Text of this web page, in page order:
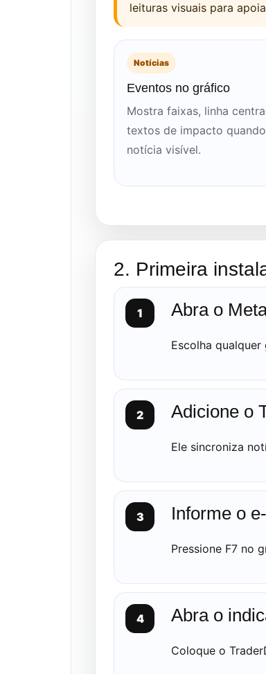
leituras visuais para
Notícias
Eventos no gráfico
Mostra faixas, linha
textos de impacto
notícia visível.
2. Primeira
Abra o
Escolha
Adicione o
Ele sincroniza
Informe o
Pressione F7 no
Abra o
Coloque o